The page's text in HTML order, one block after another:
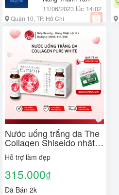
11/06/2023 lúc 14:02
Quận 10, TP. Hồ Chí
Minh
Nước uống trắng da The
Collagen Shiseido nhật
bản - Pure White hộp 10
lọ
Hỗ trợ làm đẹp
315.000₫
Đã Bán 2k